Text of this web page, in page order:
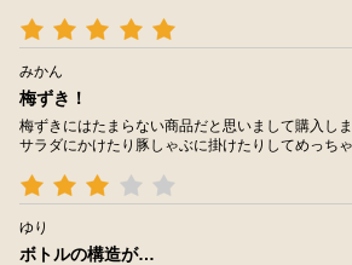
みかん
梅ずき！
梅ずきにはたまらない商品だと思いまして購入しま
サラダにかけたり豚しゃぶに掛けたりしてめっち
ゆり
ボトルの構造が…